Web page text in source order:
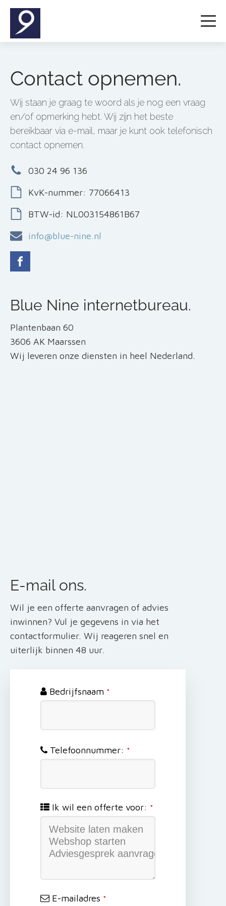
Contact opnemen.
Wij staan je graag te woord als je nog een vraag
en/of opmerking hebt. Wij zijn het beste
bereikbaar via e-mail, maar je kunt ook telefonisch
contact opnemen.
030 24 96 136
KvK-nummer: 77066413
BTW-id: NL003154861B67
info@blue-nine.nl
Blue Nine internetbureau.
Plantenbaan 60
3606 AK Maarssen
Wij leveren onze diensten in heel Nederland.
E-mail ons.
Wil je een offerte aanvragen of advies
inwinnen? Vul je gegevens in via het
contactformulier. Wij reageren snel en
uiterlijk binnen 48 uur.
Bedrijfsnaam *
Telefoonnummer: *
Ik wil een offerte voor: *
E-mailadres *